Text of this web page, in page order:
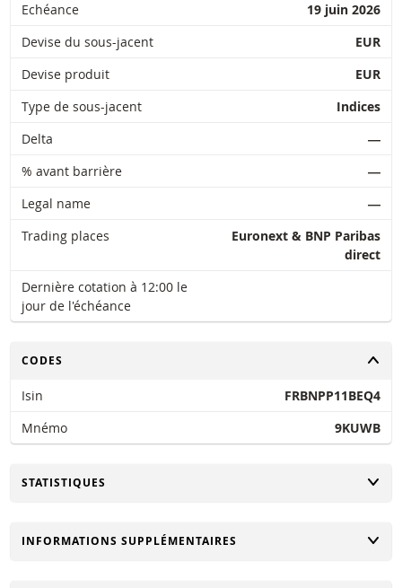
Echéance
19 juin 2026
Devise du sous-jacent
EUR
Devise produit
EUR
Type de sous-jacent
Indices
Delta
―
% avant barrière
―
Legal name
―
Trading places
Euronext & BNP Paribas
direct
Dernière cotation à 12:00 le
jour de l'échéance
CHANGER
CODES
Isin
FRBNPP11BEQ4
Mnémo
9KUWB
CHANGER
STATISTIQUES
CHANGER
INFORMATIONS SUPPLÉMENTAIRES